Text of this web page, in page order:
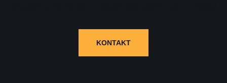
KONTAKT